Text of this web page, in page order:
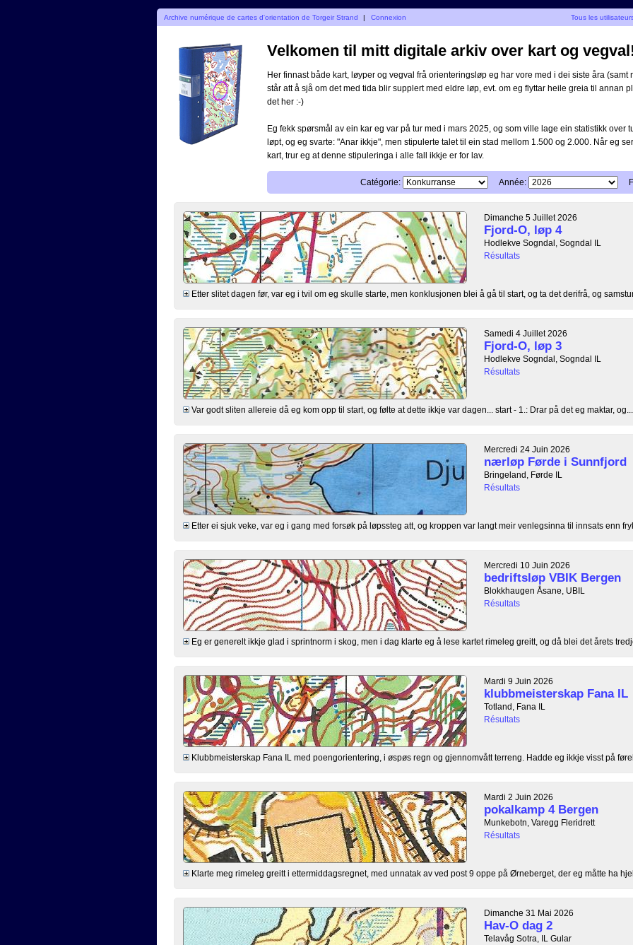
Archive numérique de cartes d'orientation de Torgeir Strand | Connexion Tous les
Velkomen til mitt digitale arkiv over kart og
Her finnast både kart, løyper og vegval frå orienteringsløp eg har vore med i dei siste åra (samt
står att å sjå om det med tida blir supplert med eldre løp, evt. om eg flyttar heile greia til annan
det her :-)
Eg fekk spørsmål av ein kar eg var på tur med i mars 2025, og som ville lage ein statistikk over
løpt, og eg svarte: "Anar ikkje", men stipulerte talet til ein stad mellom 1.500 og 2.000. Når eg
kart, trur eg at denne stipuleringa i alle fall ikkje er for lav.
Catégorie: Année:
Dimanche 5 Juillet 2026
Fjord-O, løp 4
Hodlekve Sogndal, Sogndal IL
Résultats
Etter slitet dagen før, var eg i tvil om eg skulle starte, men konklusjonen blei å gå til start, og ta det derifrå, og
Samedi 4 Juillet 2026
Fjord-O, løp 3
Hodlekve Sogndal, Sogndal IL
Résultats
Var godt sliten allereie då eg kom opp til start, og følte at dette ikkje var dagen... start - 1.: Drar på det eg maktar, og...
Mercredi 24 Juin 2026
nærløp Førde i Sunnfjord
Bringeland, Førde IL
Résultats
Etter ei sjuk veke, var eg i gang med forsøk på løpssteg att, og kroppen var langt meir venlegsinna til innsats enn
Mercredi 10 Juin 2026
bedriftsløp VBIK Bergen
Blokkhaugen Åsane, UBIL
Résultats
Eg er generelt ikkje glad i sprintnorm i skog, men i dag klarte eg å lese kartet rimeleg greitt, og då blei det årets
Mardi 9 Juin 2026
klubbmeisterskap Fana IL
Totland, Fana IL
Résultats
Klubbmeisterskap Fana IL med poengorientering, i øspøs regn og gjennomvått terreng. Hadde eg ikkje visst på
Mardi 2 Juin 2026
pokalkamp 4 Bergen
Munkebotn, Varegg Fleridrett
Résultats
Klarte meg rimeleg greitt i ettermiddagsregnet, med unnatak av ved post 9 oppe på Ørneberget, der eg måtte ha
Dimanche 31 Mai 2026
Hav-O dag 2
Telavåg Sotra, IL Gular